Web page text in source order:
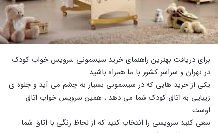
برای دریافت بهترین راهنمای خرید سیسمونی سرویس خواب کودک
در تهران و سراسر کشور با ما همراه باشید .
یکی از خرید هایی که در سیسمونی بسیار به چشم می آید و جلوه ی
زیبایی به اتاق کودک شما می دهد ، همین سرویس خواب اتاق
اوست .
سعی کنید سرویسی را انتخاب کنید که از لحاظ رنگی با اتاق شما